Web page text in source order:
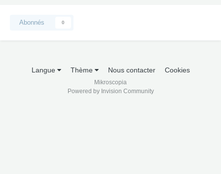
Abonnés 0
Langue Thème Nous contacter Cookies
Mikroscopia
Powered by Invision Community